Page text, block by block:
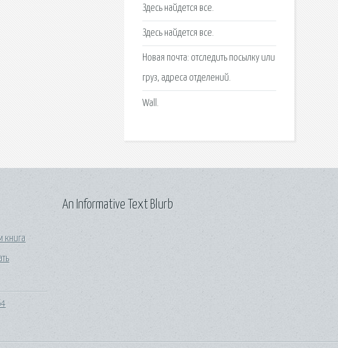
Здесь найдется все.
Здесь найдется все.
Новая почта: отследить посылку или
груз, адреса отделений.
Wall.
книга
An Informative Text Blurb